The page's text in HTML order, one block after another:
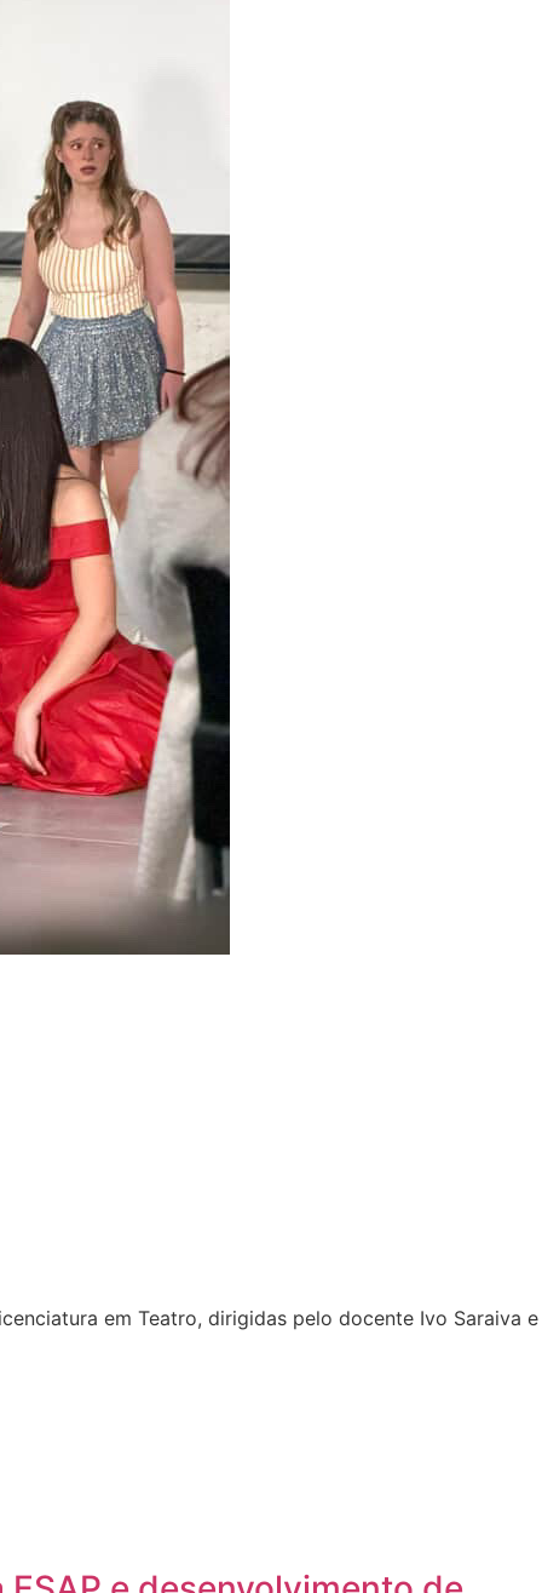
em Teatro, dirigidas pelo docente Ivo Saraiva e